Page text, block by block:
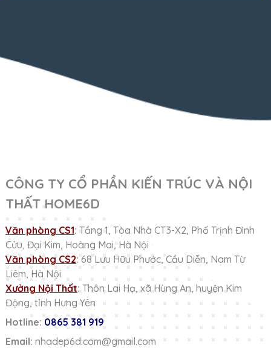
CÔNG TY CỔ PHẦN KIẾN TRÚC VÀ NỘI
THẤT HOME6D
Văn phòng CS1: Tầng 1, Tòa Nhà CT3-X2, Phố Trịnh Đình
Cửu, Đại Kim, Hoàng Mai, Hà Nội
Văn phòng CS2: 68 Lưu Hữu Phước, Cầu Diễn, Nam Từ
Liêm, Hà Nội
Xưởng Nội Thất: Thôn Lai Hạ, xã Hùng An, huyện Kim
Động, tỉnh Hưng Yên
Hotline: 0865 381 919
Email: nhadep6d.com@gmail.com